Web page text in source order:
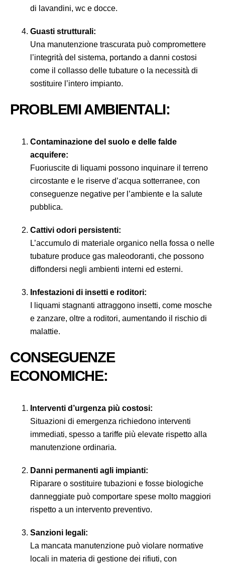
di lavandini, wc e docce.
Guasti strutturali:
Una manutenzione trascurata può compromettere
l’integrità del sistema, portando a danni costosi
come il collasso delle tubature o la necessità di
sostituire l’intero impianto.
PROBLEMI AMBIENTALI:
Contaminazione del suolo e delle falde
acquifere:
Fuoriuscite di liquami possono inquinare il terreno
circostante e le riserve d’acqua sotterranee, con
conseguenze negative per l’ambiente e la salute
pubblica.
Cattivi odori persistenti:
L’accumulo di materiale organico nella fossa o nelle
tubature produce gas maleodoranti, che possono
diffondersi negli ambienti interni ed esterni.
Infestazioni di insetti e roditori:
I liquami stagnanti attraggono insetti, come mosche
e zanzare, oltre a roditori, aumentando il rischio di
malattie.
CONSEGUENZE
ECONOMICHE:
Interventi d’urgenza più costosi:
Situazioni di emergenza richiedono interventi
immediati, spesso a tariffe più elevate rispetto alla
manutenzione ordinaria.
Danni permanenti agli impianti:
Riparare o sostituire tubazioni e fosse biologiche
danneggiate può comportare spese molto maggiori
rispetto a un intervento preventivo.
Sanzioni legali:
La mancata manutenzione può violare normative
locali in materia di gestione dei rifiuti, con